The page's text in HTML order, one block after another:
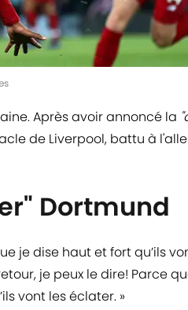
Après avoir annoncé la
de Liverpool, battu à
Dortmund
je dise haut et fort qu’ils
je peux le dire! Parce
vont les éclater. »